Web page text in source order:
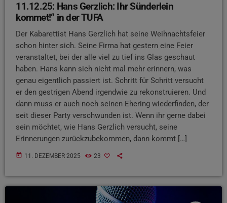
11.12.25: Hans Gerzlich: Ihr Sünderlein
kommet!“ in der TUFA
Der Kabarettist Hans Gerzlich hat seine Weihnachtsfeier
schon hinter sich. Seine Firma hat gestern eine Feier
veranstaltet, bei der alle viel zu tief ins Glas geschaut
haben. Hans kann sich nicht mal mehr erinnern, was
genau eigentlich passiert ist. Schritt für Schritt versucht
er den gestrigen Abend irgendwie zu rekonstruieren. Und
dann muss er auch noch seinen Ehering wiederfinden, der
seit dieser Party verschwunden ist. Wenn ihr gerne dabei
sein möchtet, wie Hans Gerzlich versucht, seine
Erinnerungen zurückzubekommen, dann kommt […]
today 11. DEZEMBER 2025 23